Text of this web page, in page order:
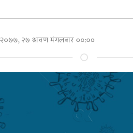
२०७७, २७ श्रावण मंगलबार ००:००